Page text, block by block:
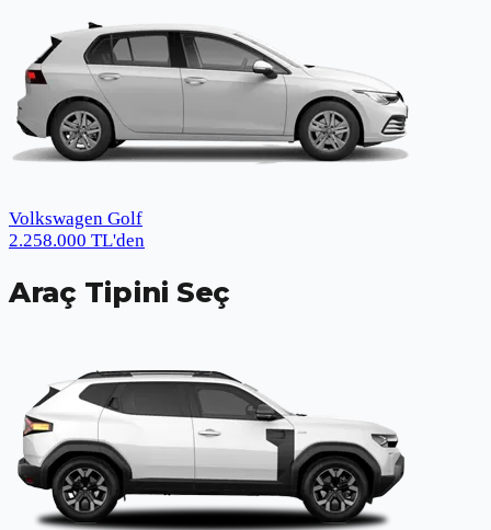
Volkswagen Golf
2.258.000 TL'den
Araç Tipini Seç